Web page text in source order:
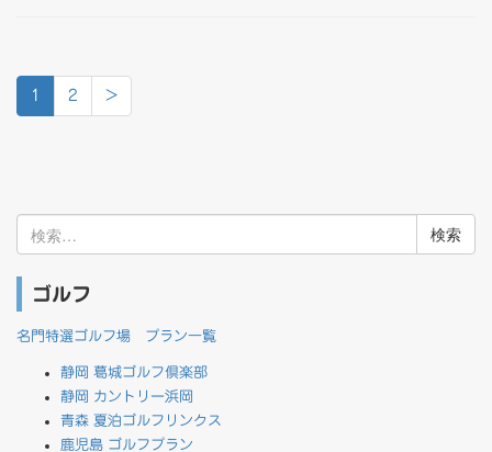
1 2 >
検
索:
ゴルフ
名門特選ゴルフ場 プラン一覧
静岡 葛城ゴルフ倶楽部
静岡 カントリー浜岡
青森 夏泊ゴルフリンクス
鹿児島 ゴルフプラン